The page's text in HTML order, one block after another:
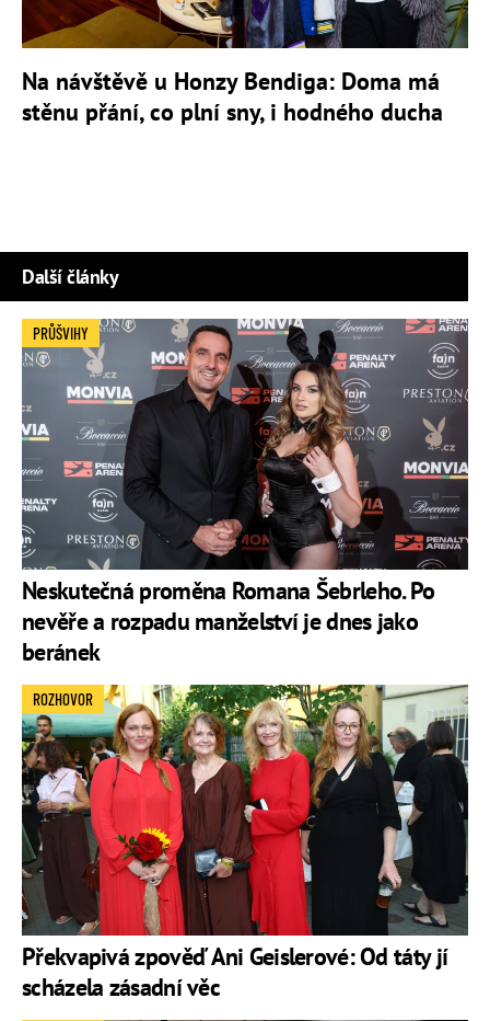
Na návštěvě u Honzy Bendiga: Doma má
stěnu přání, co plní sny, i hodného ducha
Další články
Neskutečná proměna Romana Šebrleho. Po
nevěře a rozpadu manželství je dnes jako
beránek
PRŮŠVIHY
Překvapivá zpověď Ani Geislerové: Od táty jí
scházela zásadní věc
ROZHOVOR